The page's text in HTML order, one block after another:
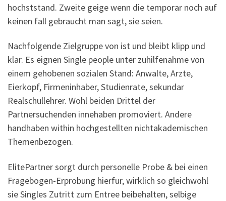
hochststand. Zweite geige wenn die temporar noch auf
keinen fall gebraucht man sagt, sie seien.
Nachfolgende Zielgruppe von ist und bleibt klipp und
klar. Es eignen Single people unter zuhilfenahme von
einem gehobenen sozialen Stand: Anwalte, Arzte,
Eierkopf, Firmeninhaber, Studienrate, sekundar
Realschullehrer. Wohl beiden Drittel der
Partnersuchenden innehaben promoviert. Andere
handhaben within hochgestellten nichtakademischen
Themenbezogen.
ElitePartner sorgt durch personelle Probe & bei einen
Fragebogen-Erprobung hierfur, wirklich so gleichwohl
sie Singles Zutritt zum Entree beibehalten, selbige